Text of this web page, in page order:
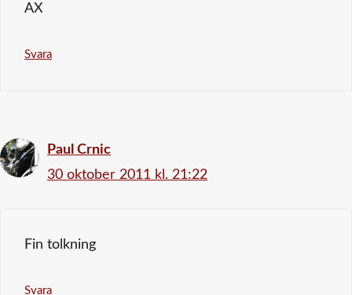
AX
Svara
Paul Crnic
30 oktober 2011 kl. 21:22
Fin tolkning
Svara